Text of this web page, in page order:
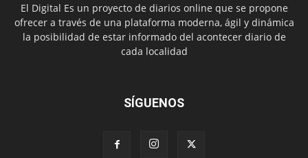
El Digital Es un proyecto de diarios online que se propone
ofrecer a través de una plataforma moderna, ágil y dinámica
la posibilidad de estar informado del acontecer diario de
cada localidad
SÍGUENOS